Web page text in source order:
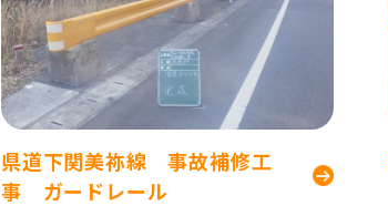
県道下関美祢線 事故補修工
事 ガードレール